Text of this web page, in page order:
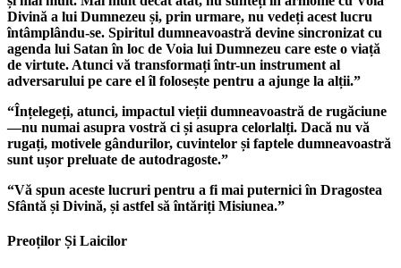
Divină a lui Dumnezeu și, prin urmare, nu vedeți acest lucru
întâmplându-se. Spiritul dumneavoastră devine sincronizat cu
agenda lui Satan în loc de Voia lui Dumnezeu care este o viață
de virtute. Atunci vă transformați într-un instrument al
adversarului pe care el îl folosește pentru a ajunge la alții.”
“Înțelegeți, atunci, impactul vieții dumneavoastră de rugăciune
—nu numai asupra vostră ci și asupra celorlalți. Dacă nu vă
rugați, motivele gândurilor, cuvintelor și faptele dumneavoastră
sunt ușor preluate de autodragoste.”
“Vă spun aceste lucruri pentru a fi mai puternici în Dragostea
Sfântă și Divină, și astfel să întăriți Misiunea.”
Preoților Și Laicilor